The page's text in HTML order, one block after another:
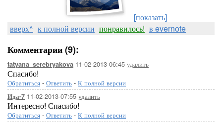
[показать]
вверх^ к полной версии понравилось! в evernote
Комментарии (9):
tatyana_serebryakova 11-02-2013-06:45 удалить
Спасибо!
Обратиться - Ответить - К полной версии
Ида-7 11-02-2013-07:55 удалить
Интересно! Спасибо!
Обратиться - Ответить - К полной версии